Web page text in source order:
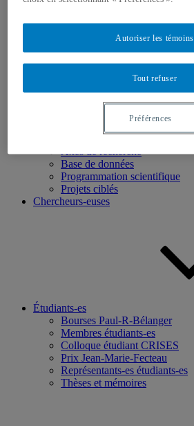
Vidéos et baladodiffusions
Axes de recherche
Base de données
Programmation scientifique
Projets ciblés
Chercheurs-euses
Étudiants-es
Bourses Paul-R-Bélanger
Membres étudiants-es
Colloque étudiant CRISES
Prix Jean-Marie-Fecteau
Représentants-es étudiants-es
Thèses et mémoires
Tout refuser
Autoriser les témoins
Préférences